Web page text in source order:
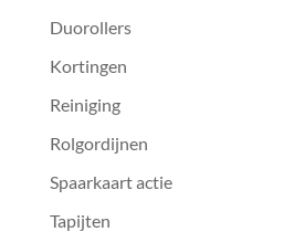
Duorollers
Kortingen
Reiniging
Rolgordijnen
Spaarkaart actie
Tapijten